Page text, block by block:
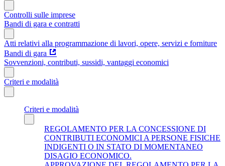
Controlli sulle imprese
Bandi di gara e contratti
Atti relativi alla programmazione di lavori, opere, servizi e forniture
Bandi di gara
Sovvenzioni, contributi, sussidi, vantaggi economici
Criteri e modalità
Criteri e modalità
REGOLAMENTO PER LA CONCESSIONE DI
CONTRIBUTI ECONOMICI A PERSONE FISICHE
INDIGENTI O IN STATO DI MOMENTANEO
DISAGIO ECONOMICO.